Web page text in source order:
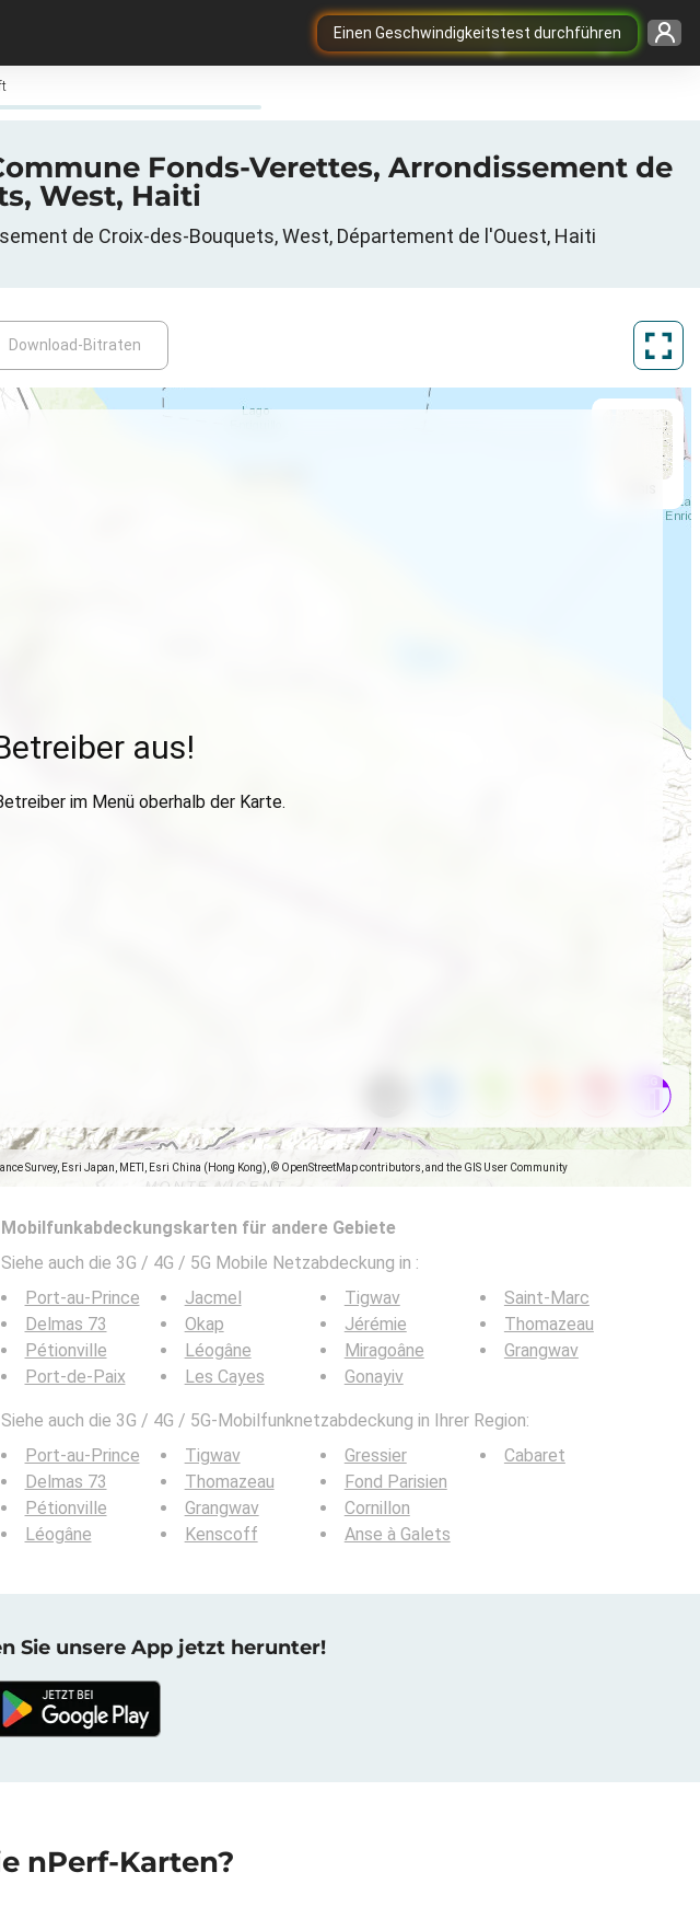
Einen Geschwindigkeitstest durchführen
Fonds-Verettes, Arrondissement de
West, Haiti
de Croix-des-Bouquets, West, Département de l'Ouest, Haiti
Download-Bitraten
Survey, Esri Japan, METI, Esri China (Hong Kong), © OpenStreetMap contributors, and the GIS User Community
aus!
im Menü oberhalb der Karte.
Mobilfunkabdeckungskarten für andere Gebiete
Siehe auch die 3G / 4G / 5G Mobile Netzabdeckung in :
Port-au-Prince
Delmas 73
Pétionville
Port-de-Paix
Jacmel
Okap
Léogâne
Les Cayes
Tigwav
Jérémie
Miragoâne
Gonayiv
Saint-Marc
Thomazeau
Grangwav
Siehe auch die 3G / 4G / 5G-Mobilfunknetzabdeckung in Ihrer Region:
Port-au-Prince
Delmas 73
Pétionville
Léogâne
Tigwav
Thomazeau
Grangwav
Kenscoff
Gressier
Fond Parisien
Cornillon
Anse à Galets
Cabaret
Sie unsere App jetzt herunter!
nPerf-Karten?